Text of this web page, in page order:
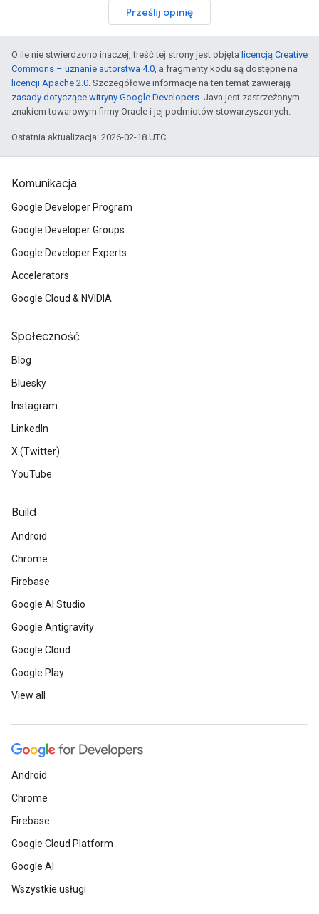
Prześlij opinię
O ile nie stwierdzono inaczej, treść tej strony jest objęta licencją Creative
Commons – uznanie autorstwa 4.0, a fragmenty kodu są dostępne na
licencji Apache 2.0. Szczegółowe informacje na ten temat zawierają
zasady dotyczące witryny Google Developers. Java jest zastrzeżonym
znakiem towarowym firmy Oracle i jej podmiotów stowarzyszonych.
Ostatnia aktualizacja: 2026-02-18 UTC.
Komunikacja
Google Developer Program
Google Developer Groups
Google Developer Experts
Accelerators
Google Cloud & NVIDIA
Społeczność
Blog
Bluesky
Instagram
LinkedIn
X (Twitter)
YouTube
Build
Android
Chrome
Firebase
Google AI Studio
Google Antigravity
Google Cloud
Google Play
View all
Android
Chrome
Firebase
Google Cloud Platform
Google AI
Wszystkie usługi